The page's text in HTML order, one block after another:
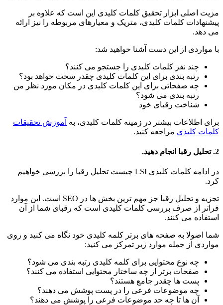
مزیت اصلی ابزار تحقیق کلمات کلیدی این است که علاوه بر
پیشنهادات کلمات کلیدی، متریک و معیارهای مربوطه را نیز ارائه
می دهد.
با مواردی از این دست آشنا خواهید شد:
چند نفر کلمات کلیدی را جستجو می کنند؟
رتبه بندی برای این کلمات کلیدی چقدر سخت خواهد بود؟
چه صفحاتی برای این کلمات کلیدی در مکان مورد نظر من
رتبه بندی می شود؟
شناخت رقبای خود
برای اطلاعات بیشتر در زمینه کلمات کلیدی، به آموزش تحقیقات
کلمات کلیدی مراجعه کنید.
2. تحلیل رقبا انجام دهید.
در ادامه کلمات کلیدی LSI چیست تحلیل رقبا را بررسی خواهیم
کرد.
تجزیه و تحلیل رقبا جز مهم ترین بخش ها در SEO است. این موارد
فراتر از صرف بررسی کلمات کلیدی است که رقبای شما از آن
استفاده می کنند.
شما اصولا به صفحه های برتر کلمه کلیدی خود نگاه می کنید و روی
مواردی از جمله موارد زیر تمرکز می کنید:
چه نوع محتوایی برای کلمه کلیدی رتبه بندی می شود؟
صفحات برتر از چه ساختار محتوایی استفاده می کنند؟
پست ها چقدر جامع هستند؟
چه موضوعات فرعی را در پست پوشش می دهند؟
آن ها تا چه حد موضوعات فرعی را پوشش می دهند؟